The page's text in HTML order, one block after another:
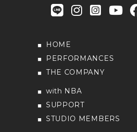
HOME
PERFORMANCES
THE COMPANY
with NBA
SUPPORT
STUDIO MEMBERS